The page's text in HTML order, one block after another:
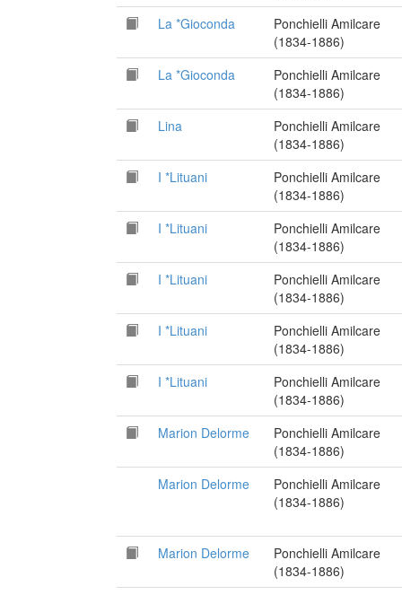
La *Gioconda
Ponchielli Amilcare
(1834-1886)
La *Gioconda
Ponchielli Amilcare
(1834-1886)
Lina
Ponchielli Amilcare
(1834-1886)
I *Lituani
Ponchielli Amilcare
(1834-1886)
I *Lituani
Ponchielli Amilcare
(1834-1886)
I *Lituani
Ponchielli Amilcare
(1834-1886)
I *Lituani
Ponchielli Amilcare
(1834-1886)
I *Lituani
Ponchielli Amilcare
(1834-1886)
Marion Delorme
Ponchielli Amilcare
(1834-1886)
Marion Delorme
Ponchielli Amilcare
(1834-1886)
Marion Delorme
Ponchielli Amilcare
(1834-1886)